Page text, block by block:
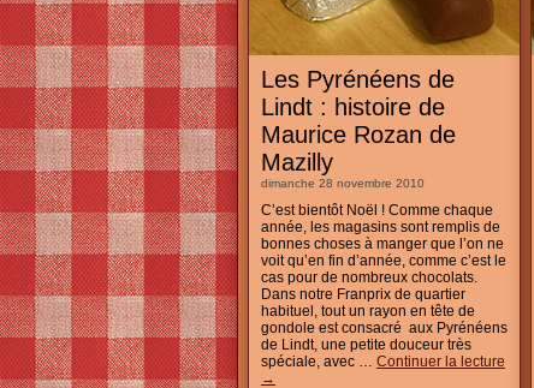
Les Pyrénéens de
Lindt : histoire de
Maurice Rozan de
Mazilly
dimanche 28 novembre 2010
C’est bientôt Noël ! Comme chaque
année, les magasins sont remplis de
bonnes choses à manger que l’on ne
voit qu’en fin d’année, comme c’est le
cas pour de nombreux chocolats.
Dans notre Franprix de quartier
habituel, tout un rayon en tête de
gondole est consacré aux Pyrénéens
de Lindt, une petite douceur très
spéciale, avec … Continuer la lecture
→